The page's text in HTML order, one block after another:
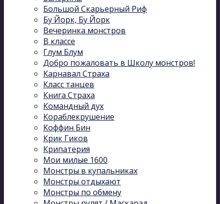
Большой Скарьерный Риф
Бу Йорк, Бу Йорк
Вечеринка монстров
В классе
Глум Блум
Добро пожаловать в Школу монстров!
Карнавал Cтраха
Класс танцев
Книга Страха
Командный дух
Кораблекрушение
Коффин Бин
Крик Гиков
Крипатерия
Мои милые 1600
Монстры в купальниках
Монстры отдыхают
Монстры по обмену